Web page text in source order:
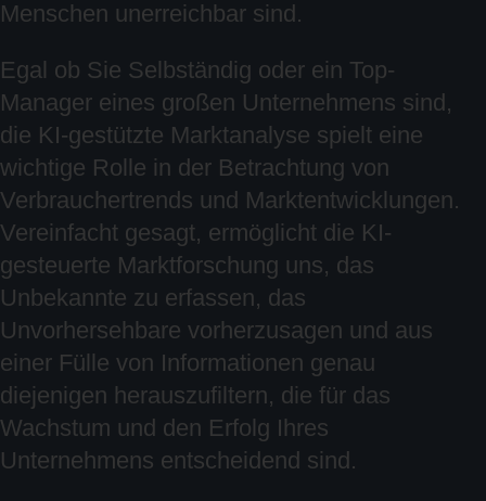
Menschen unerreichbar sind.
Egal ob Sie Selbständig oder ein Top-
Manager eines großen Unternehmens sind,
die KI-gestützte Marktanalyse spielt eine
wichtige Rolle in der Betrachtung von
Verbrauchertrends und Marktentwicklungen.
Vereinfacht gesagt, ermöglicht die KI-
gesteuerte Marktforschung uns, das
Unbekannte zu erfassen, das
Unvorhersehbare vorherzusagen und aus
einer Fülle von Informationen genau
diejenigen herauszufiltern, die für das
Wachstum und den Erfolg Ihres
Unternehmens entscheidend sind.